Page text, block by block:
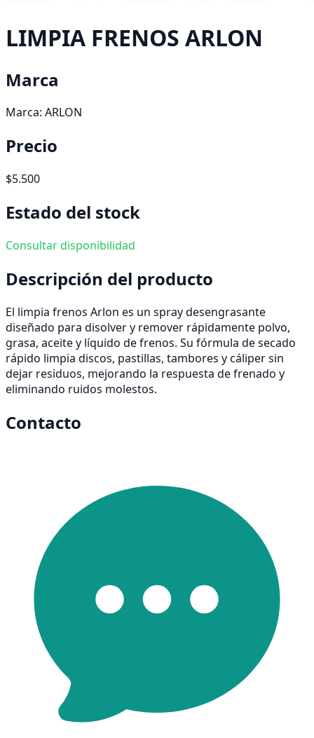
LIMPIA FRENOS ARLON
Marca
Marca: ARLON
Precio
$5.500
Estado del stock
Consultar disponibilidad
Descripción del producto
El limpia frenos Arlon es un spray desengrasante
diseñado para disolver y remover rápidamente polvo,
grasa, aceite y líquido de frenos. Su fórmula de secado
rápido limpia discos, pastillas, tambores y cáliper sin
dejar residuos, mejorando la respuesta de frenado y
eliminando ruidos molestos.
Contacto